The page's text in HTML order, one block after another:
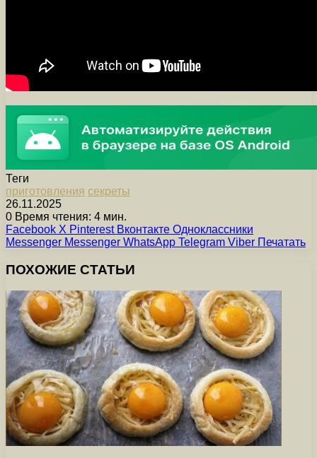
Теги
приготовления секреты
26.11.2025
0 Время чтения: 4 мин.
Facebook X Pinterest Вконтакте Одноклассники
Messenger Messenger WhatsApp Telegram Viber Печатать
ПОХОЖИЕ СТАТЬИ